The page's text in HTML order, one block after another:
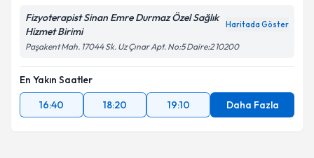
Fizyoterapist Sinan Emre Durmaz Özel Sağlık
Hizmet Birimi
Haritada Göster
Paşakent Mah. 17044 Sk. Uz Çınar Apt. No:5 Daire:2 10200
En Yakın Saatler
16:40
18:20 19:10 Daha Fazla